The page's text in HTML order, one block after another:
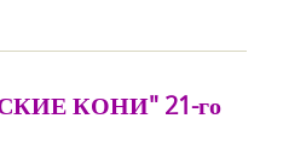
КОНИ" 21-го